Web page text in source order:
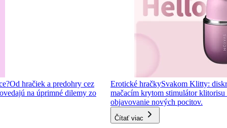
Od hračiek a predohry cez
na úprimné dilemy zo
Erotické hračkySvakom Klitty:
mačacím krytom stimulátor
objavovanie nových pocitov.
Čítať viac